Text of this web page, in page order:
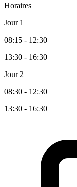
Horaires
Jour 1
08:15 - 12:30
13:30 - 16:30
Jour 2
08:30 - 12:30
13:30 - 16:30